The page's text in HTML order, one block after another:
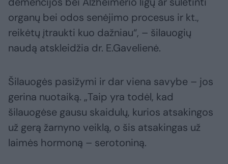
organų bei odos senėjimo procesus ir kt.,
reikėtų įtraukti kuo dažniau“, – šilauogių
naudą atskleidžia dr. E.Gavelienė.
Šilauogės pasižymi ir dar viena savybe – jos
gerina nuotaiką. „Taip yra todėl, kad
šilauogėse gausu skaidulų, kurios atsakingos
už gerą žarnyno veiklą, o šis atsakingas už
laimės hormoną – serotoniną.